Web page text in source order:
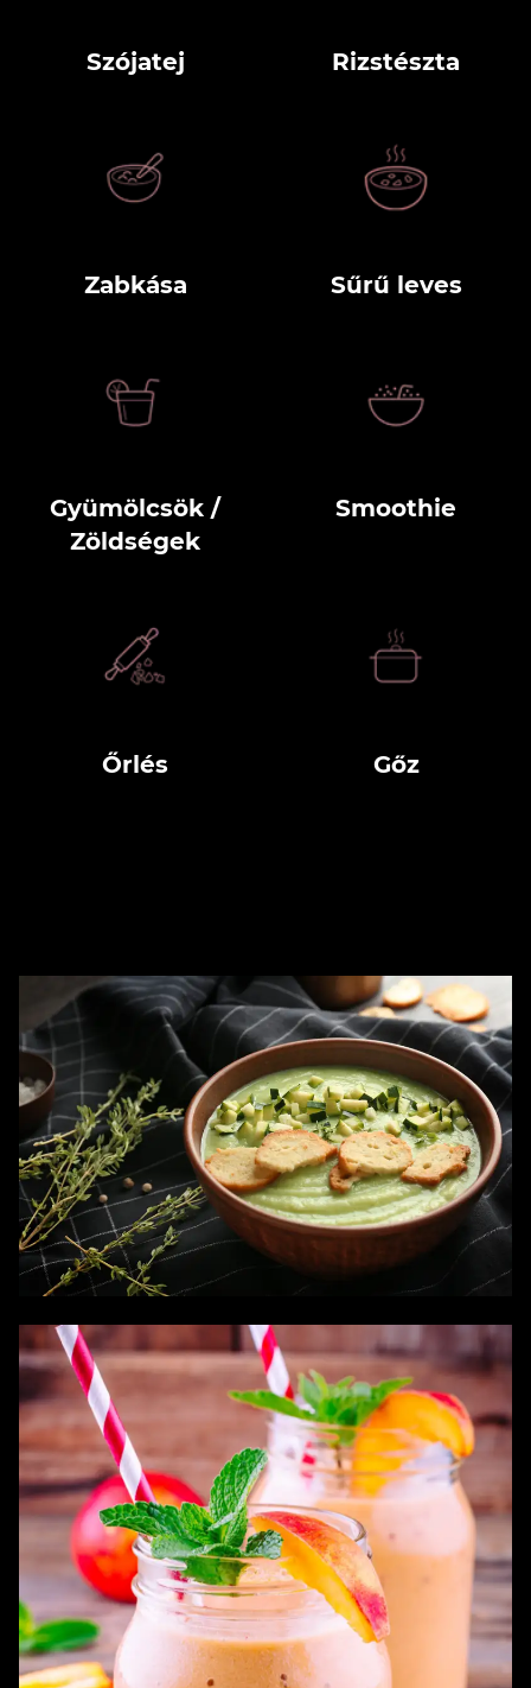
Szójatej Rizstészta
Zabkása Sűrű leves
Gyümölcsök /
Zöldségek
Smoothie
Őrlés Gőz